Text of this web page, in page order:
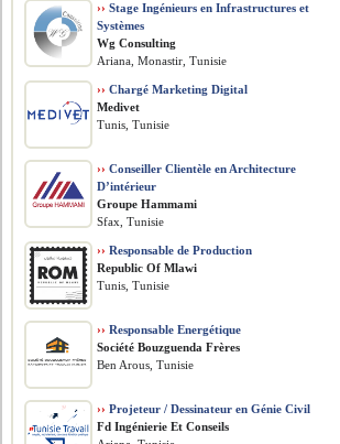
›› Stage Ingénieurs en Infrastructures et
Systèmes
Wg Consulting
Ariana, Monastir, Tunisie
›› Chargé Marketing Digital
Medivet
Tunis, Tunisie
›› Conseiller Clientèle en Architecture
D’intérieur
Groupe Hammami
Sfax, Tunisie
›› Responsable de Production
Republic Of Mlawi
Tunis, Tunisie
›› Responsable Energétique
Société Bouzguenda Frères
Ben Arous, Tunisie
›› Projeteur / Dessinateur en Génie Civil
Fd Ingénierie Et Conseils